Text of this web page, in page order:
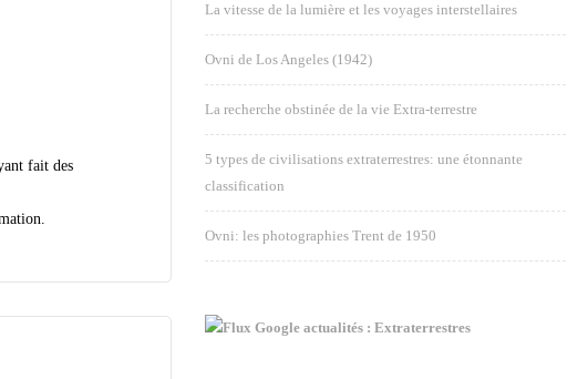
fait des
La vitesse de la lumière et les voyages interstellaires
Ovni de Los Angeles (1942)
La recherche obstinée de la vie Extra-terrestre
5 types de civilisations extraterrestres: une étonnante
classification
Ovni: les photographies Trent de 1950
Google actualités : Extraterrestres